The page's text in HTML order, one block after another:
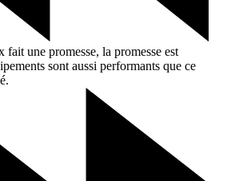
une promesse, la promesse est
sont aussi performants que ce